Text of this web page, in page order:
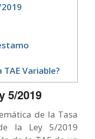
Variable?
5/2019
de la Tasa
la Ley 5/2019